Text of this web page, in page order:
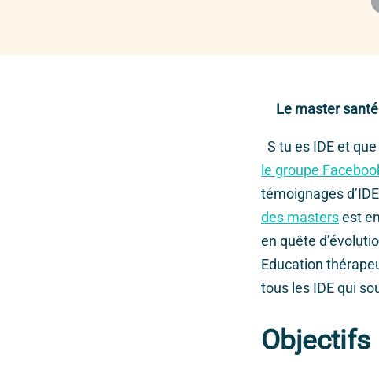
Le master
S tu es IDE et
le groupe
témoignages
des mastersest
en quête
Education
tous les IDE qui
Objectifs